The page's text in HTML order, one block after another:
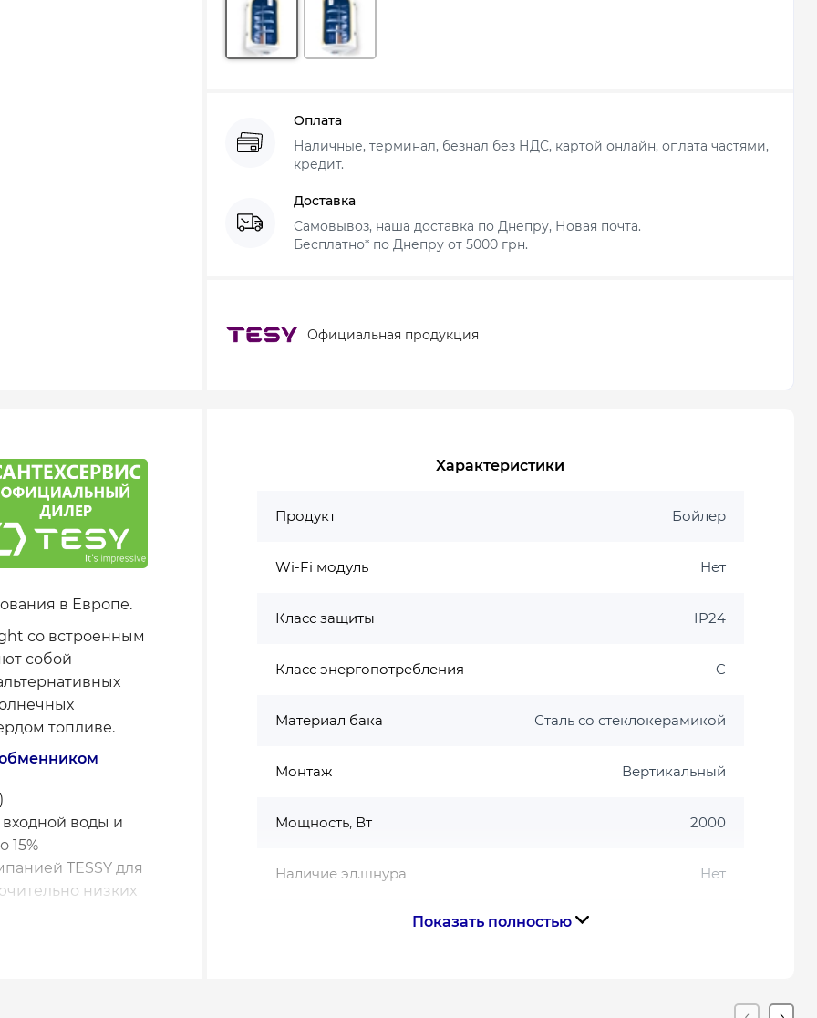
Оплата
Наличные, терминал, безнал без НДС, картой онлайн, оплата частями,
кредит.
Доставка
Самовывоз, наша доставка по Днепру, Новая почта.
Бесплатно* по Днепру от 5000 грн.
Официальная продукция
в Европе.
со встроенным
собой
топливе.
входной воды и
15%
TESSY для
низких
Характеристики
Продукт Бойлер
Wi-Fi модуль Нет
Класс защиты IP24
Класс энергопотребления C
Материал бака Сталь со стеклокерамикой
Монтаж Вертикальный
Мощность, Вт 2000
Наличие эл.шнура Нет
Показать полностью